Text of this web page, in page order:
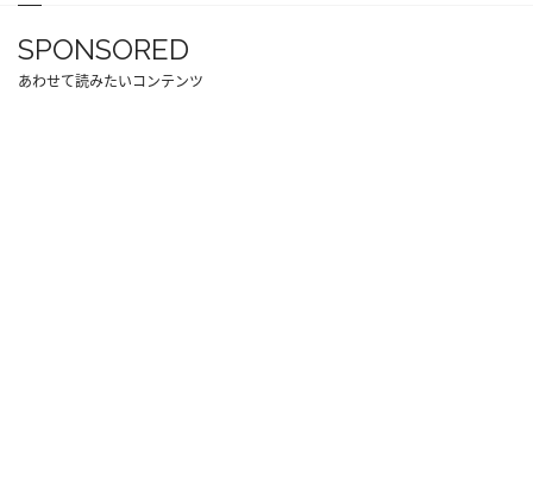
SPONSORED
あわせて読みたいコンテンツ